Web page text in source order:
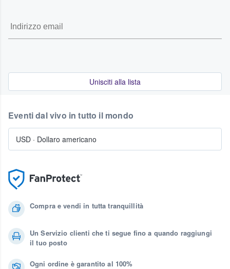
Unisciti alla lista
Compra e vendi in tutta tranquillità
Un Servizio clienti che ti segue fino a quando raggiungi
il tuo posto
Ogni ordine è garantito al 100%
Eventi dal vivo in tutto il mondo
USD · Dollaro americano